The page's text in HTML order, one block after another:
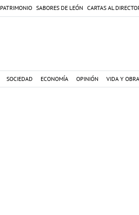
PATRIMONIO SABORES DE LEÓN CARTAS AL
SOCIEDAD ECONOMÍA OPINIÓN VIDA Y OBRA